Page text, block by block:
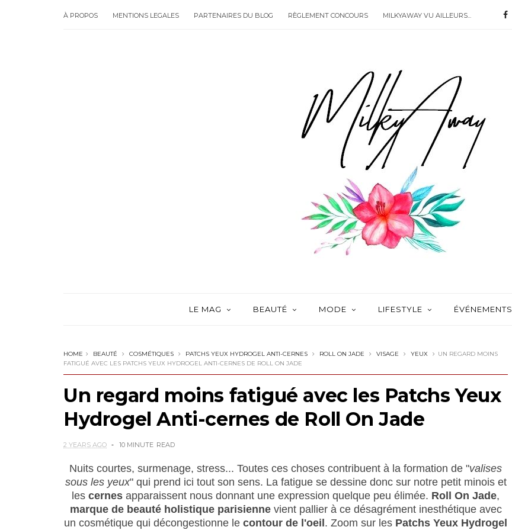
À PROPOS MENTIONS LEGALES PARTENAIRES DU BLOG RÈGLEMENT CONCOURS MILKYAWAY VU AILLEURS...
LE MAG BEAUTÉ MODE LIFESTYLE ÉVÉNEMENTS
HOME BEAUTÉ COSMÉTIQUES PATCHS YEUX HYDROGEL ANTI-CERNES ROLL ON JADE VISAGE YEUX
UN REGARD MOINS
FATIGUÉ AVEC LES PATCHS YEUX HYDROGEL ANTI-CERNES DE ROLL ON JADE
Un regard moins fatigué avec les Patchs Yeux
Hydrogel Anti-cernes de Roll On Jade
2 YEARS AGO 10 MINUTE READ
Nuits courtes, surmenage, stress... Toutes ces choses contribuent à la formation de "valises
sous les yeux" qui prend ici tout son sens. La fatigue se dessine donc sur notre petit minois et
les cernes apparaissent nous donnant une expression quelque peu élimée. Roll On Jade,
marque de beauté holistique parisiennevient pallier à ce désagrément inesthétique avec
un cosmétique qui décongestionne le contour de l'oeil . Zoom sur les Patchs Yeux Hydrogel